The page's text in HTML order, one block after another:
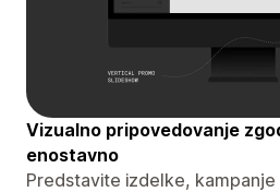
Vizualno pripovedovanje
enostavno
Predstavite izdelke,